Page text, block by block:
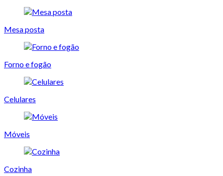
Mesa posta
Forno e fogão
Celulares
Móveis
Cozinha